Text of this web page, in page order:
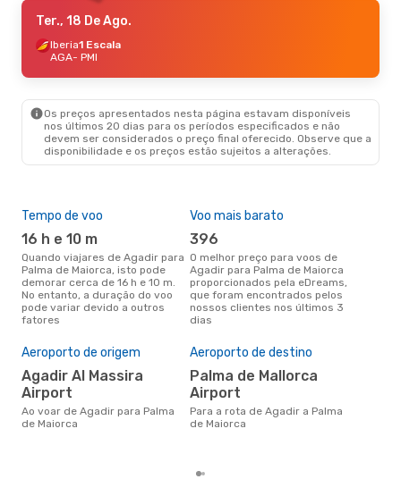
Ter., 18 De Ago.
Iberia1 Escala
AGA- PMI
Os preços apresentados nesta página estavam disponíveis
nos últimos 20 dias para os períodos especificados e não
devem ser considerados o preço final oferecido. Observe que a
disponibilidade e os preços estão sujeitos a alterações.
Tempo de voo
16 h e 10 m
Quando viajares de Agadir para
Palma de Maiorca, isto pode
demorar cerca de 16 h e 10 m.
No entanto, a duração do voo
pode variar devido a outros
fatores
Voo mais barato
396
O melhor preço para voos de
Agadir para Palma de Maiorca
proporcionados pela eDreams,
que foram encontrados pelos
nossos clientes nos últimos 3
dias
Aeroporto de origem
Agadir Al Massira
Airport
Ao voar de Agadir para Palma
de Maiorca
Aeroporto de destino
Palma de Mallorca
Airport
Para a rota de Agadir a Palma
de Maiorca